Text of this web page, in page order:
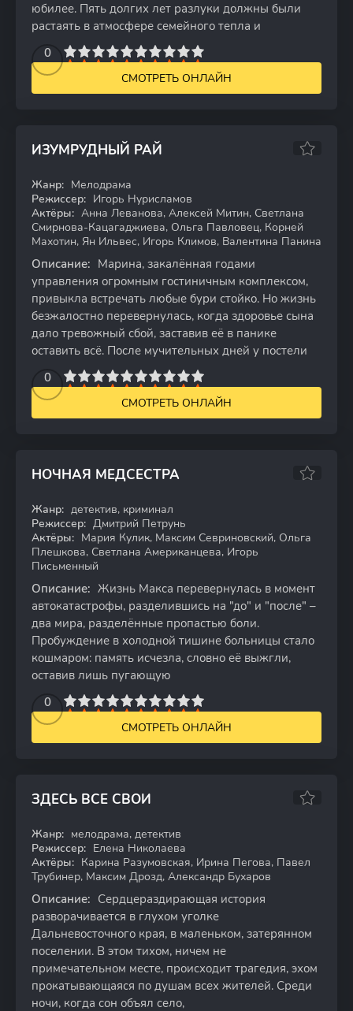
юбилее. Пять долгих лет разлуки должны были
растаять в атмосфере семейного тепла и
0
5 7 8 9 10
СМОТРЕТЬ ОНЛАЙН
ИЗУМРУДНЫЙ РАЙ
WEBRip
Жанр: Мелодрама
Режиссер: Игорь Нурисламов
Актёры: Анна Леванова, Алексей Митин, Светлана
Смирнова-Кацагаджиева, Ольга Павловец, Корней
Махотин, Ян Ильвес, Игорь Климов, Валентина Панина
Описание: Марина, закалённая годами
управления огромным гостиничным комплексом,
привыкла встречать любые бури стойко. Но жизнь
безжалостно перевернулась, когда здоровье сына
дало тревожный сбой, заставив её в панике
оставить всё. После мучительных дней у постели
0
5 7 8 9 10
СМОТРЕТЬ ОНЛАЙН
НОЧНАЯ МЕДСЕСТРА
WEB-DL
Жанр: детектив, криминал
Режиссер: Дмитрий Петрунь
Актёры: Мария Кулик, Максим Севриновский, Ольга
Плешкова, Светлана Американцева, Игорь
Письменный
Описание: Жизнь Макса перевернулась в момент
автокатастрофы, разделившись на "до" и "после" –
два мира, разделённые пропастью боли.
Пробуждение в холодной тишине больницы стало
кошмаром: память исчезла, словно её выжгли,
оставив лишь пугающую
0
5 7 8 9 10
СМОТРЕТЬ ОНЛАЙН
ЗДЕСЬ ВСЕ СВОИ
WEB-DL
6.72
Жанр: мелодрама, детектив
Режиссер: Елена Николаева
Актёры: Карина Разумовская, Ирина Пегова, Павел
Трубинер, Максим Дрозд, Александр Бухаров
Описание: Сердцераздирающая история
разворачивается в глухом уголке
Дальневосточного края, в маленьком, затерянном
поселении. В этом тихом, ничем не
примечательном месте, происходит трагедия, эхом
прокатывающаяся по душам всех жителей. Среди
ночи, когда сон объял село,